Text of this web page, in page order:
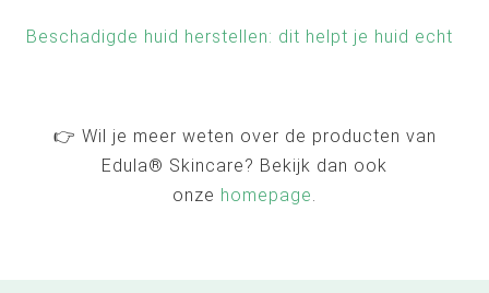
Beschadigde huid herstellen: dit helpt je huid echt
👉 Wil je meer weten over de producten van
Edula® Skincare? Bekijk dan ook
onze homepage.